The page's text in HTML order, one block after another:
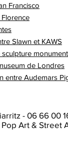
Francisco
Slawn et KAWS
de Londres
entre Audemars
- 06 66 00
Art & Street